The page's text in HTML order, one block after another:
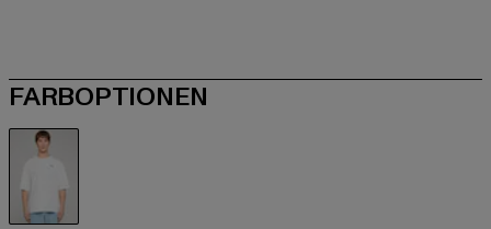
FARBOPTIONEN